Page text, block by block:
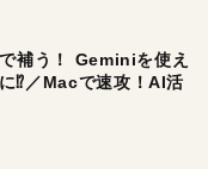
補う！ Geminiを使え
⁉︎／Macで速攻！AI活